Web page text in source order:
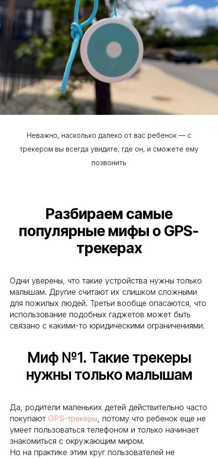
Неважно, насколько далеко от вас ребенок — с
трекером вы всегда увидите, где он, и сможете ему
позвонить
Разбираем самые
популярные мифы о GPS-
трекерах
Одни уверены, что такие устройства нужны только
малышам. Другие считают их слишком сложными
для пожилых людей. Третьи вообще опасаются, что
использование подобных гаджетов может быть
связано с какими-то юридическими ограничениями.
Миф №1. Такие трекеры
нужны только малышам
Да, родители маленьких детей действительно часто
покупают GPS-трекеры, потому что ребенок еще не
умеет пользоваться телефоном и только начинает
знакомиться с окружающим миром.
Но на практике этим круг пользователей не